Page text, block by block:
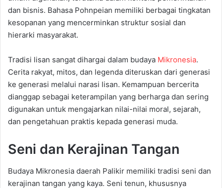
dan bisnis. Bahasa Pohnpeian memiliki berbagai tingkatan
kesopanan yang mencerminkan struktur sosial dan
hierarki masyarakat.
Tradisi lisan sangat dihargai dalam budaya Mikronesia.
Cerita rakyat, mitos, dan legenda diteruskan dari generasi
ke generasi melalui narasi lisan. Kemampuan bercerita
dianggap sebagai keterampilan yang berharga dan sering
digunakan untuk mengajarkan nilai-nilai moral, sejarah,
dan pengetahuan praktis kepada generasi muda.
Seni dan Kerajinan Tangan
Budaya Mikronesia daerah Palikir memiliki tradisi seni dan
kerajinan tangan yang kaya. Seni tenun, khususnya